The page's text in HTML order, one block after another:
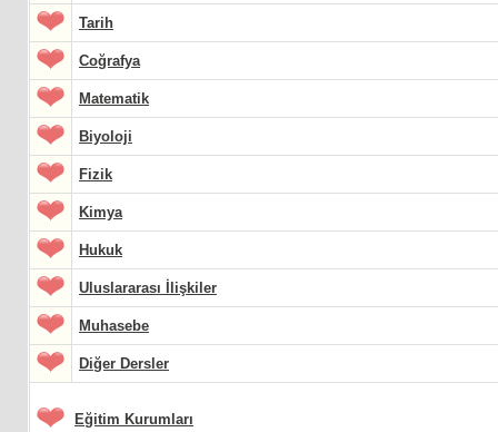
Tarih
Coğrafya
Matematik
Biyoloji
Fizik
Kimya
Hukuk
Uluslararası İlişkiler
Muhasebe
Diğer Dersler
Eğitim Kurumları